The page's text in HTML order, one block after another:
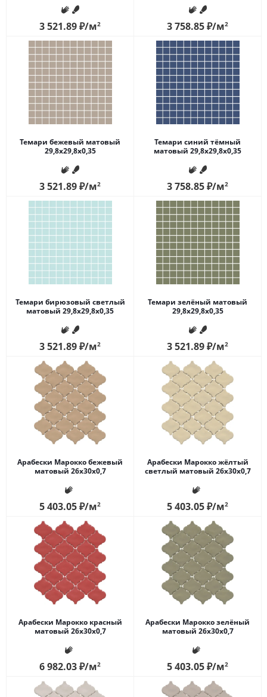
3 521.89₽/м2 3 758.85₽/м2
Темари бежевый матовый
29,8x29,8x0,35
3 521.89₽/м2
Темари синий тёмный
матовый 29,8x29,8x0,35
3 758.85₽/м2
Темари бирюзовый светлый
матовый 29,8x29,8x0,35
3 521.89₽/м2
Темари зелёный матовый
29,8x29,8x0,35
3 521.89₽/м2
Арабески Марокко бежевый
матовый 26x30x0,7
5 403.05₽/м2
Арабески Марокко жёлтый
светлый матовый 26x30x0,7
5 403.05₽/м2
Арабески Марокко красный
матовый 26x30x0,7
6 982.03₽/м2
Арабески Марокко зелёный
матовый 26x30x0,7
5 403.05₽/м2